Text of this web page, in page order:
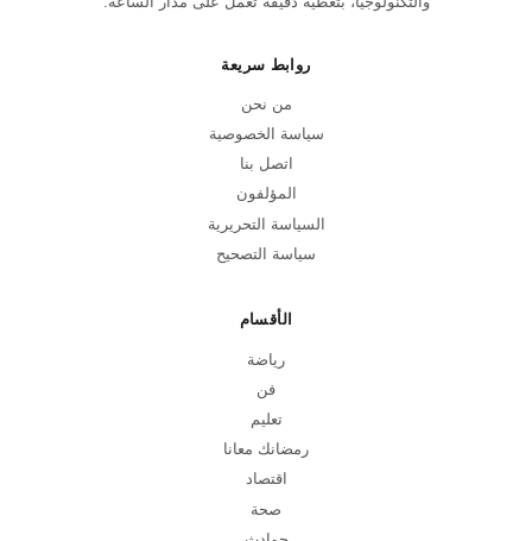
روابط سريعة
من نحن
سياسة الخصوصية
اتصل بنا
المؤلفون
السياسة التحريرية
سياسة التصحيح
الأقسام
رياضة
فن
تعليم
رمضانك معانا
اقتصاد
صحة